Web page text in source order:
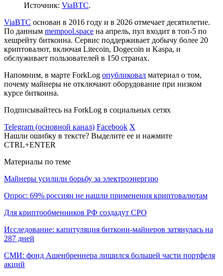
Источник: ViaBTC.
ViaBTC основан в 2016 году и в 2026 отмечает десятилетие.
По данным mempool.space на апрель, пул входит в топ-5 по
хешрейту биткоина. Сервис поддерживает добычу более 20
криптовалют, включая Litecoin, Dogecoin и Kaspa, и
обслуживает пользователей в 150 странах.
Напомним, в марте ForkLog опубликовал материал о том,
почему майнеры не отключают оборудование при низком
курсе биткоина.
Подписывайтесь на ForkLog в социальных сетях
Telegram (основной канал) Facebook X
Нашли ошибку в тексте? Выделите ее и нажмите
CTRL+ENTER
Материалы по теме
Майнеры усилили борьбу за электроэнергию
Опрос: 69% россиян не нашли применения криптовалютам
Для криптообменников РФ создадут СРО
Исследование: капитуляция биткоин-майнеров затянулась на
287 дней
СМИ: фонд Ашенбреннера лишился большей части портфеля
акций